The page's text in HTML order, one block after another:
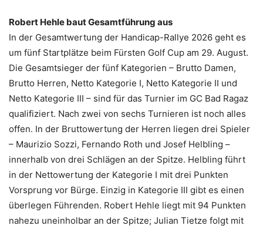
Robert Hehle baut Gesamtführung aus
In der Gesamtwertung der Handicap-Rallye 2026 geht es
um fünf Startplätze beim Fürsten Golf Cup am 29. August.
Die Gesamtsieger der fünf Kategorien – Brutto Damen,
Brutto Herren, Netto Kategorie I, Netto Kategorie II und
Netto Kategorie III – sind für das Turnier im GC Bad Ragaz
qualifiziert. Nach zwei von sechs Turnieren ist noch alles
offen. In der Bruttowertung der Herren liegen drei Spieler
– Maurizio Sozzi, Fernando Roth und Josef Helbling –
innerhalb von drei Schlägen an der Spitze. Helbling führt
in der Nettowertung der Kategorie I mit drei Punkten
Vorsprung vor Bürge. Einzig in Kategorie III gibt es einen
überlegen Führenden. Robert Hehle liegt mit 94 Punkten
nahezu uneinholbar an der Spitze; Julian Tietze folgt mit